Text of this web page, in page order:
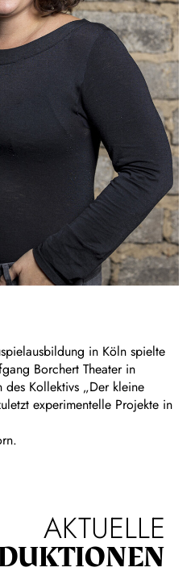
in Köln spielte
Borchert Theater in
Kollektivs „Der kleine
experimentelle Projekte in
AKTUELLE